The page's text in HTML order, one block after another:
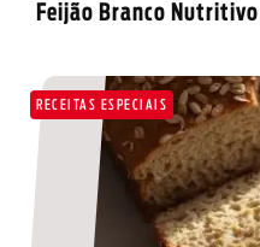
Feijão Branco Nutritivo
RECEITAS ESPECIAIS